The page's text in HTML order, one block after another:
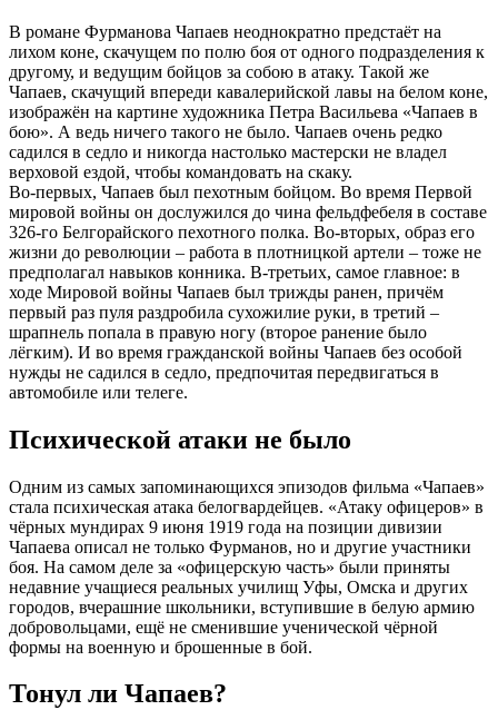
В романе Фурманова Чапаев неоднократно предстаёт на
лихом коне, скачущем по полю боя от одного подразделения к
другому, и ведущим бойцов за собою в атаку. Такой же
Чапаев, скачущий впереди кавалерийской лавы на белом коне,
изображён на картине художника Петра Васильева «Чапаев в
бою». А ведь ничего такого не было. Чапаев очень редко
садился в седло и никогда настолько мастерски не владел
верховой ездой, чтобы командовать на скаку.
Во-первых, Чапаев был пехотным бойцом. Во время Первой
мировой войны он дослужился до чина фельдфебеля в составе
326-го Белгорайского пехотного полка. Во-вторых, образ его
жизни до революции – работа в плотницкой артели – тоже не
предполагал навыков конника. В-третьих, самое главное: в
ходе Мировой войны Чапаев был трижды ранен, причём
первый раз пуля раздробила сухожилие руки, в третий –
шрапнель попала в правую ногу (второе ранение было
лёгким). И во время гражданской войны Чапаев без особой
нужды не садился в седло, предпочитая передвигаться в
автомобиле или телеге.
Психической атаки не было
Одним из самых запоминающихся эпизодов фильма «Чапаев»
стала психическая атака белогвардейцев. «Атаку офицеров» в
чёрных мундирах 9 июня 1919 года на позиции дивизии
Чапаева описал не только Фурманов, но и другие участники
боя. На самом деле за «офицерскую часть» были приняты
недавние учащиеся реальных училищ Уфы, Омска и других
городов, вчерашние школьники, вступившие в белую армию
добровольцами, ещё не сменившие ученической чёрной
формы на военную и брошенные в бой.
Тонул ли Чапаев?